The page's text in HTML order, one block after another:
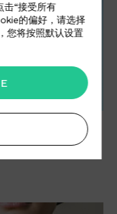
“接受所有
的偏好，请选择
您将按照默认设置